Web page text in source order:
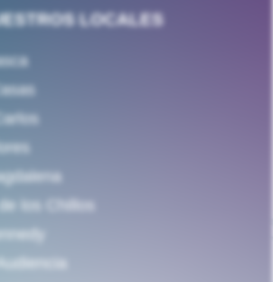
LOCALES
los Chillos